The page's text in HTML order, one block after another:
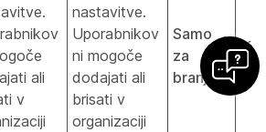
ali
v
nastavitve.
Uporabnikov
ni mogoče
dodajati ali
brisati v
organizaciji
Samo
za
branje
✔